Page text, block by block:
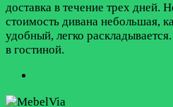
доставка в течение трех дней.
стоимость дивана небольшая,
удобный, легко
в гостиной.